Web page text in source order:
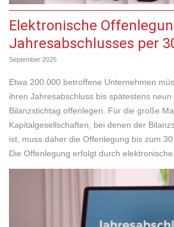
Elektronische
Jahresabschlusses per
September 2025
Etwa 200.000 betroffene Unternehmen
ihren Jahresabschluss bis spätestens
Bilanzstichtag offenlegen. Für die große
Kapitalgesellschaften, bei denen der
ist, muss daher die Offenlegung bis zum
Die Offenlegung erfolgt durch